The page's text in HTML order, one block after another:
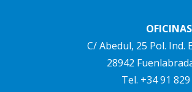
OFICINAS
C/ Abedul, 25 Pol. Ind.
28942
Tel. +34 91 829